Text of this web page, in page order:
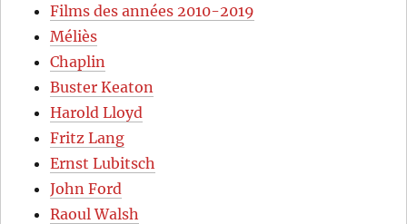
Films des années 2010-2019
Méliès
Chaplin
Buster Keaton
Harold Lloyd
Fritz Lang
Ernst Lubitsch
John Ford
Raoul Walsh